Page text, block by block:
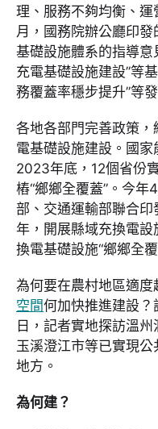
理、服務不夠均衡、
月，國務院辦公廳印
基礎設施體系的指導意
充電基礎設施建設”等
務覆蓋率穩步提升”等
各地各部門完善政策
電基礎設施建設。國
2023年底，12個省份
樁“鄉鄉全覆蓋”。今
部、交通運輸部聯合
年，開展縣域充換電
換電基礎設施“鄉鄉全覆
為何要在農村地區適
空間何加快推進建設
日，記者實地探訪溫
玉溪澄江市等已實現公
地方。
為何建？